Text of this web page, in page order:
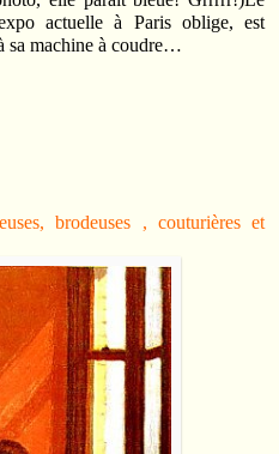
actuelle à Paris oblige, est
sa machine à coudre…
brodeuses , couturières et